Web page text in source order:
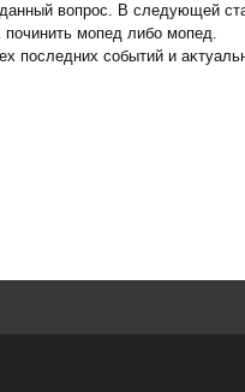
вοпрос. В следующей
починить мопед либо мопед.
последних событий и